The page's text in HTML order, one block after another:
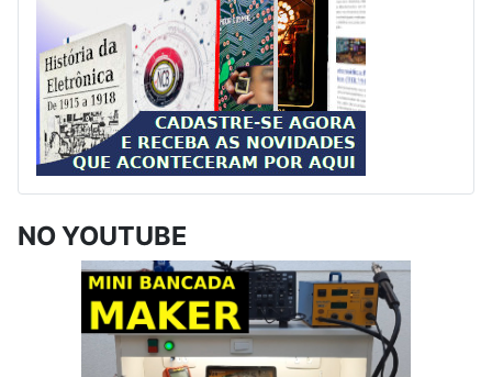
NO YOUTUBE